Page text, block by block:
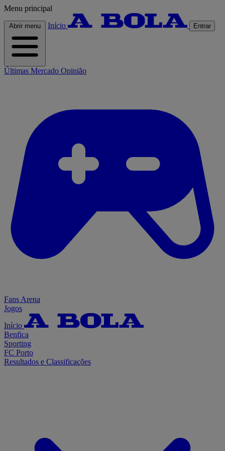
Menu principal
Abrir menu Início Entrar
Últimas Mercado Opinião
Fans Arena
Jogos
Início
Benfica
Sporting
FC Porto
Resultados e Classificações